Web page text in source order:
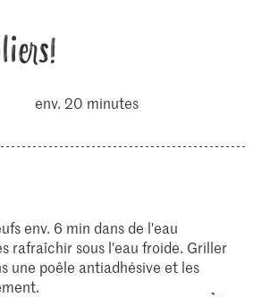
env. 20 minutes
env. 6 min dans de l'eau
rafraîchir sous l'eau froide. Griller
une poêle antiadhésive et les